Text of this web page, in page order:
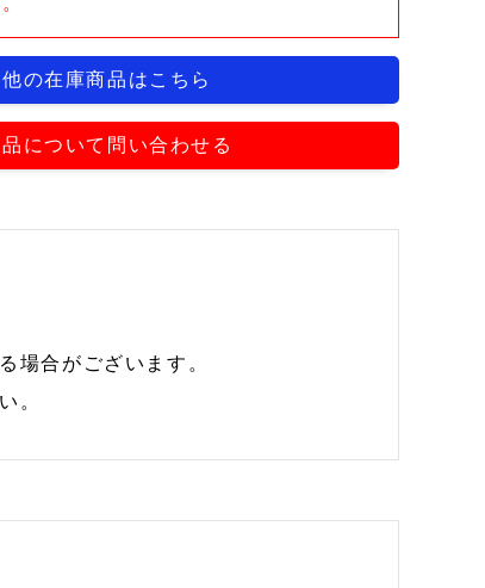
の在庫商品はこちら
について問い合わせる
場合がございます。
。